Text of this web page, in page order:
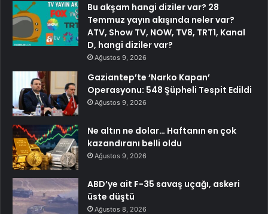
Bu akşam hangi diziler var? 28
Temmuz yayın akışında neler var?
ATV, Show TV, NOW, TV8, TRT1, Kanal
D, hangi diziler var?
Ağustos 9, 2026
Gaziantep’te ‘Narko Kapan’
Operasyonu: 548 Şüpheli Tespit Edildi
Ağustos 9, 2026
Ne altın ne dolar… Haftanın en çok
kazandıranı belli oldu
Ağustos 9, 2026
ABD’ye ait F-35 savaş uçağı, askeri
üste düştü
Ağustos 8, 2026